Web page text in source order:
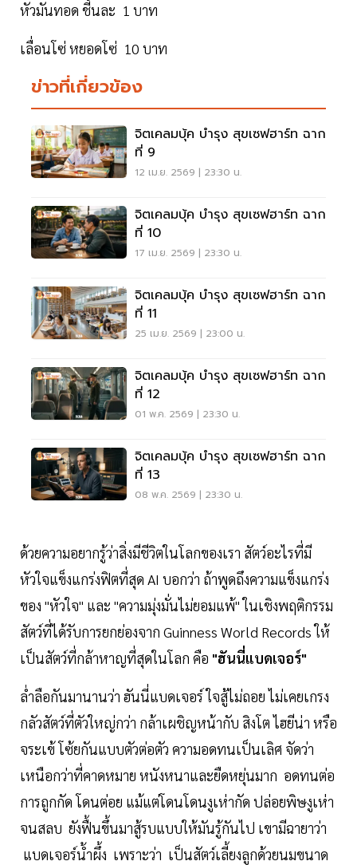
หัวมันทอด ชี้นละ 1 บาท
เลื่อนโซ่ หยอดโซ่ 10 บาท
ข่าวที่เกี่ยวข้อง
จิตเคลมบุ้ค บำรุง สุขเซฟฮาร์ท ฉาก
ที่ 9
12 เม.ย. 2569 | 23:30 น.
จิตเคลมบุ้ค บำรุง สุขเซฟฮาร์ท ฉาก
ที่ 10
17 เม.ย. 2569 | 23:30 น.
จิตเคลมบุ้ค บำรุง สุขเซฟฮาร์ท ฉาก
ที่ 11
25 เม.ย. 2569 | 23:00 น.
จิตเคลมบุ้ค บำรุง สุขเซฟฮาร์ท ฉาก
ที่ 12
01 พ.ค. 2569 | 23:30 น.
จิตเคลมบุ้ค บำรุง สุขเซฟฮาร์ท ฉาก
ที่ 13
08 พ.ค. 2569 | 23:30 น.
ด้วยความอยากรู้ว่าสิ่งมีชีวิตในโลกของเรา สัตว์อะไรที่มี
หัวใจแข็งแกร่งฟิตที่สุด AI บอกว่า ถ้าพูดถึงความแข็งแกร่ง
ของ "หัวใจ" และ "ความมุ่งมั่นไม่ยอมแพ้" ในเชิงพฤติกรรม
สัตว์ที่ได้รับการยกย่องจาก Guinness World Records ให้
เป็นสัตว์ที่กล้าหาญที่สุดในโลก คือ "ฮันนี่แบดเจอร์"
ล่ำลือกันมานานว่า ฮันนี่แบดเจอร์ ใจสู้ไม่ถอย ไม่เคยเกรง
กลัวสัตว์ที่ตัวใหญ่กว่า กล้าเผชิญหน้ากับ สิงโต ไฮยีน่า หรือ
จระเข้ โซ้ยกันแบบตัวต่อตัว ความอดทนเป็นเลิศ จัดว่า
เหนือกว่าที่คาดหมาย หนังหนาและยืดหยุ่นมาก อดทนต่อ
การถูกกัด โดนต่อย แม้แต่โดนโดนงูเห่ากัด ปล่อยพิษงูเห่า
จนสลบ ยังฟื้นขึ้นมาสู้รบแบบให้มันรู้กันไป เขามีฉายาว่า
แบดเจอร์น้ำผึ้ง เพราะว่า เป็นสัตว์เลี้ยงลูกด้วยนมขนาด